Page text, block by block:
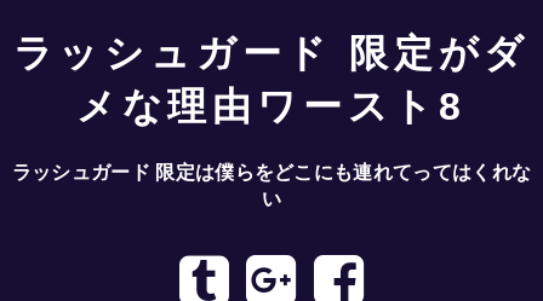
ラッシュガード 限定がダ
メな理由ワースト8
ラッシュガード 限定は僕らをどこにも連れてってはくれな
い